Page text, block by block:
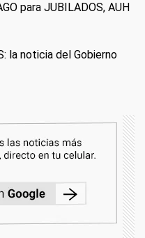
para JUBILADOS, AUH
la noticia del Gobierno